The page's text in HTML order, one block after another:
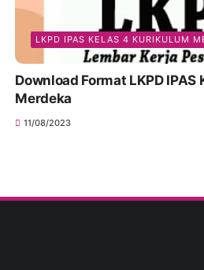
LKPD IPAS KELAS 4 KURIKULUM
Download Format LKPD
Merdeka
11/08/2023